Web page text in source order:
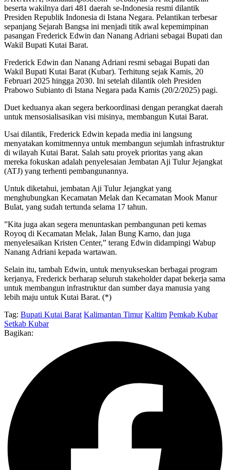
beserta wakilnya dari 481 daerah se-Indonesia resmi dilantik
Presiden Republik Indonesia di Istana Negara. Pelantikan terbesar
sepanjang Sejarah Bangsa ini menjadi titik awal kepemimpinan
pasangan Frederick Edwin dan Nanang Adriani sebagai Bupati dan
Wakil Bupati Kutai Barat.
Frederick Edwin dan Nanang Adriani resmi sebagai Bupati dan
Wakil Bupati Kutai Barat (Kubar). Terhitung sejak Kamis, 20
Februari 2025 hingga 2030. Ini setelah dilantik oleh Presiden
Prabowo Subianto di Istana Negara pada Kamis (20/2/2025) pagi.
Duet keduanya akan segera berkoordinasi dengan perangkat daerah
untuk mensosialisasikan visi misinya, membangun Kutai Barat.
Usai dilantik, Frederick Edwin kepada media ini langsung
menyatakan komitmennya untuk membangun sejumlah infrastruktur
di wilayah Kutai Barat. Salah satu proyek prioritas yang akan
mereka fokuskan adalah penyelesaian Jembatan Aji Tulur Jejangkat
(ATJ) yang terhenti pembangunannya.
Untuk diketahui, jembatan Aji Tulur Jejangkat yang
menghubungkan Kecamatan Melak dan Kecamatan Mook Manur
Bulat, yang sudah tertunda selama 17 tahun.
”Kita juga akan segera menuntaskan pembangunan peti kemas
Royoq di Kecamatan Melak, Jalan Bung Karno, dan juga
menyelesaikan Kristen Center,” terang Edwin didampingi Wabup
Nanang Adriani kepada wartawan.
Selain itu, tambah Edwin, untuk menyukseskan berbagai program
kerjanya, Frederick berharap seluruh stakeholder dapat bekerja sama
untuk membangun infrastruktur dan sumber daya manusia yang
lebih maju untuk Kutai Barat. (*)
Tag: Bupati Kutai Barat Kalimantan Timur Kaltim Pemkab Kubar
Setkab Kubar
Bagikan: